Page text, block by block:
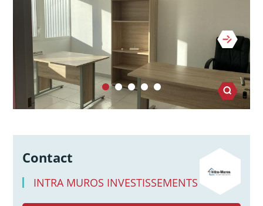
Contact
INTRA MUROS INVESTISSEMENTS